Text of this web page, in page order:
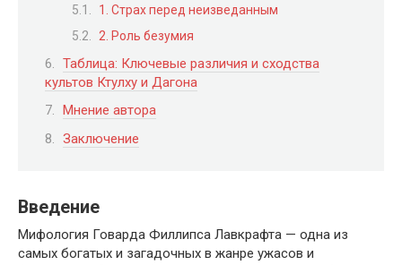
1. Страх перед неизведанным
2. Роль безумия
Таблица: Ключевые различия и сходства
культов Ктулху и Дагона
Мнение автора
Заключение
Введение
Мифология Говарда Филлипса Лавкрафта — одна из
самых богатых и загадочных в жанре ужасов и